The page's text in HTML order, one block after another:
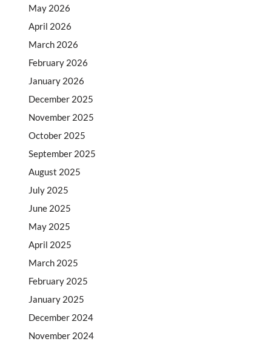
May 2026
April 2026
March 2026
February 2026
January 2026
December 2025
November 2025
October 2025
September 2025
August 2025
July 2025
June 2025
May 2025
April 2025
March 2025
February 2025
January 2025
December 2024
November 2024